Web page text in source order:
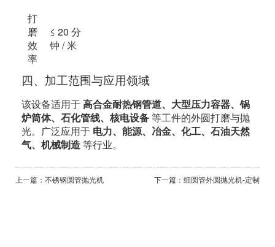
打
磨
效
率
≤ 20 分
钟 / 米
四、加工范围与应用领域
该设备适用于高合金耐热钢管道、大型压力容器、锅
炉筒体、石化管线、核电设备等工件的外圆打磨与抛
光。广泛应用于 电力、能源、冶金、化工、石油天然
气、机械制造等行业。
上一篇：不锈钢圆管抛光机 下一篇：细圆管外圆抛光机-定制